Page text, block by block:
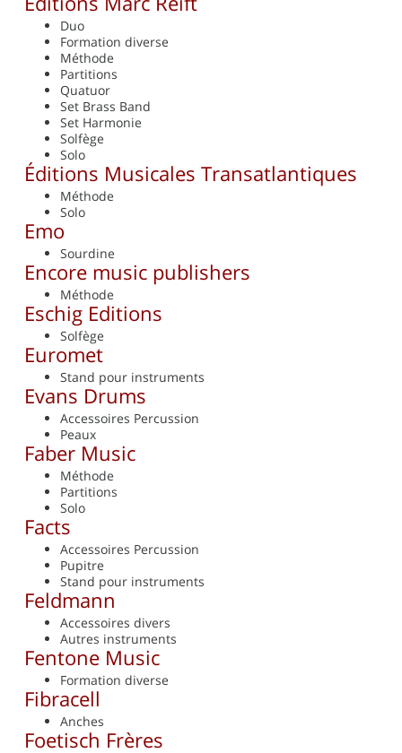
Duo
Formation diverse
Méthode
Partitions
Quatuor
Set Brass Band
Set Harmonie
Solfège
Solo
Éditions Musicales Transatlantiques
Méthode
Solo
Emo
Sourdine
Encore music publishers
Méthode
Eschig Editions
Solfège
Euromet
Stand pour instruments
Evans Drums
Accessoires Percussion
Peaux
Faber Music
Méthode
Partitions
Solo
Facts
Accessoires Percussion
Pupitre
Stand pour instruments
Feldmann
Accessoires divers
Autres instruments
Fentone Music
Formation diverse
Fibracell
Anches
Foetisch Frères